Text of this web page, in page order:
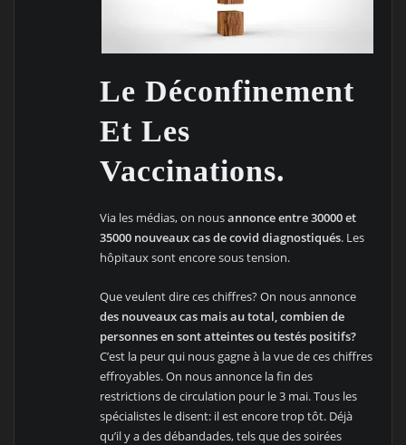
Le Déconfinement
Et Les
Vaccinations.
Via les médias, on nousannonce entre 30000 et
35000 nouveaux cas de covid diagnostiqués. Les
hôpitaux sont encore sous tension.
Que veulent dire ces chiffres? On nous annonce
des nouveaux cas mais au total, combien de
personnes en sont atteintes ou testés positifs?
C’est la peur qui nous gagne à la vue de ces chiffres
effroyables. On nous annonce la fin des
restrictions de circulation pour le 3 mai. Tous les
spécialistes le disent: il est encore trop tôt. Déjà
qu’il y a des débandades, tels que des soirées